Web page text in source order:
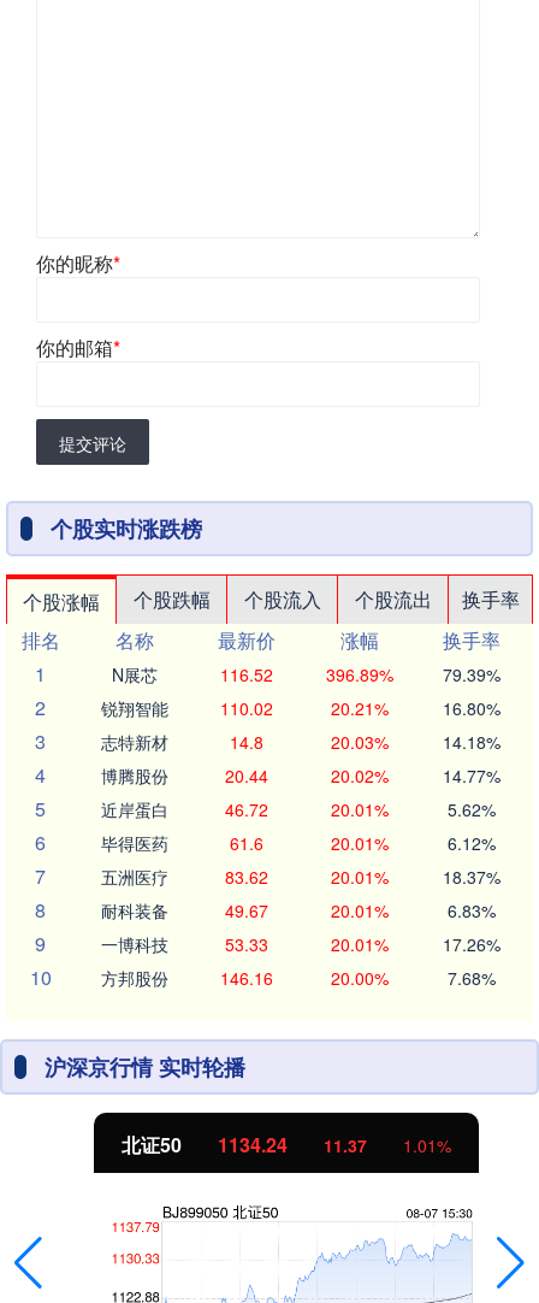
你的昵称*
你的邮箱*
提交评论
个股实时涨跌榜
个股涨幅 个股跌幅 个股流入 个股流出
换手率
排名
名称 最新价 涨幅
换手率
1
N展芯 116.52 396.89% 79.39%
2 锐翔智能 110.02 20.21% 16.80%
3 志特新材 14.8 20.03% 14.18%
4 博腾股份 20.44 20.02% 14.77%
5 近岸蛋白 46.72 20.01% 5.62%
6 毕得医药 61.6 20.01% 6.12%
7 五洲医疗 83.62 20.01% 18.37%
8 耐科装备 49.67 20.01% 6.83%
9 一博科技 53.33 20.01% 17.26%
10 方邦股份 146.16 20.00% 7.68%
沪深京行情 实时轮播
北证50 1134.24 11.37 1.01%